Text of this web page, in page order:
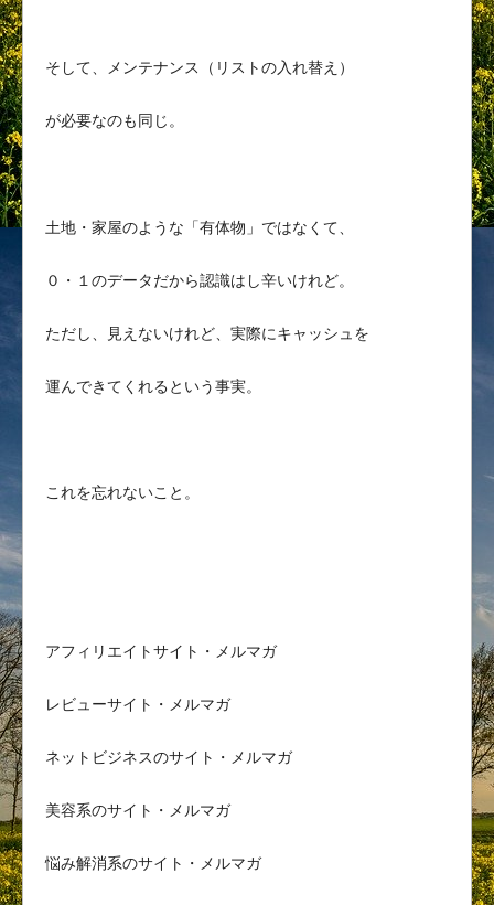
そして、メンテナンス（リストの入れ替え）
が必要なのも同じ。
土地・家屋のような「有体物」ではなくて、
０・１のデータだから認識はし辛いけれど。
ただし、見えないけれど、実際にキャッシュを
運んできてくれるという事実。
これを忘れないこと。
アフィリエイトサイト・メルマガ
レビューサイト・メルマガ
ネットビジネスのサイト・メルマガ
美容系のサイト・メルマガ
悩み解消系のサイト・メルマガ